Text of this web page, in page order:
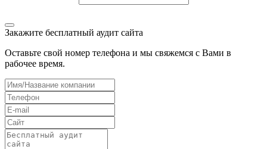
Закажите бесплатный аудит сайта
Оставьте свой номер телефона и мы свяжемся с Вами в
рабочее время.